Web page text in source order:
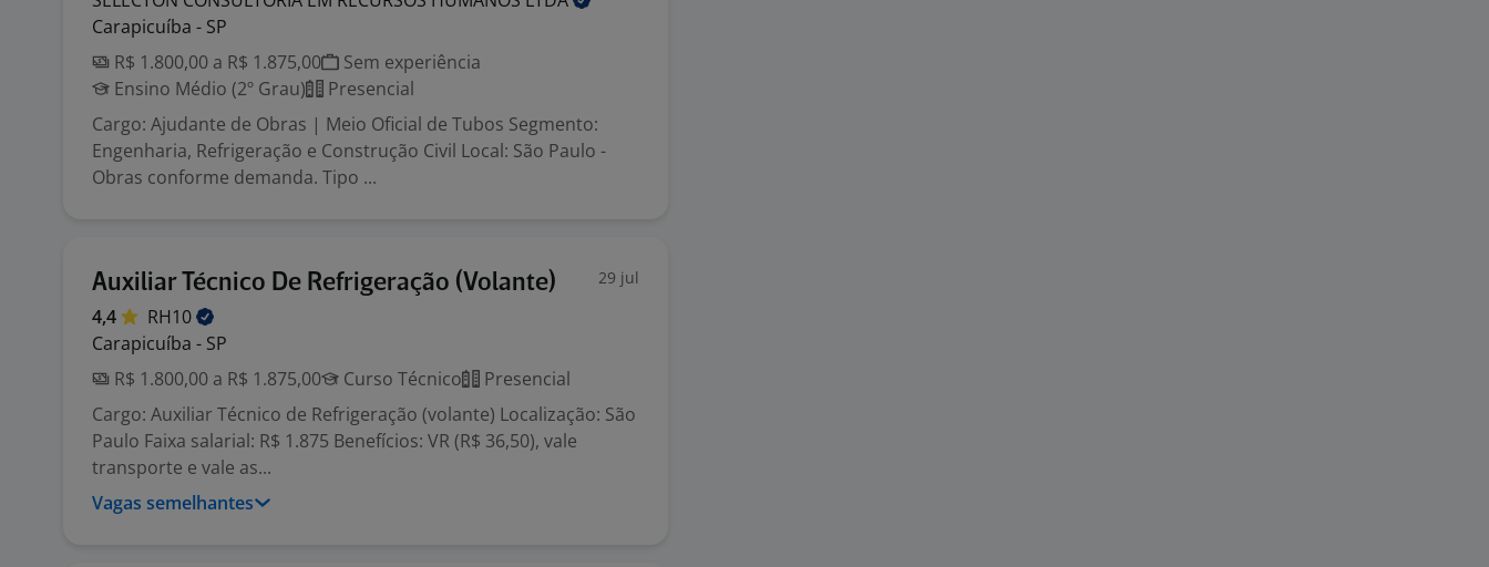
Carapicuíba - SP
R$ 1.800,00 a R$ 1.875,00
Sem experiência
Ensino Médio (2º Grau)
Presencial
Cargo: Ajudante de Obras | Meio Oficial de Tubos Segmento:
Engenharia, Refrigeração e Construção Civil Local: São Paulo -
Obras conforme demanda. Tipo ...
Auxiliar Técnico De Refrigeração (Volante) 29 jul
4,4
RH10
Carapicuíba - SP
R$ 1.800,00 a R$ 1.875,00
Curso Técnico
Presencial
Cargo: Auxiliar Técnico de Refrigeração (volante) Localização: São
Paulo Faixa salarial: R$ 1.875 Benefícios: VR (R$ 36,50), vale
transporte e vale as...
Vagas semelhantes